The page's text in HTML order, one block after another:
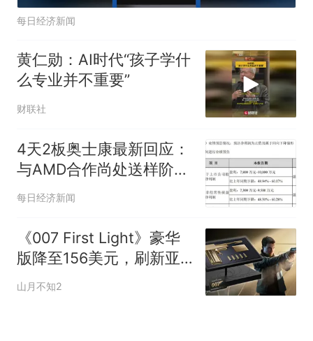
每日经济新闻
黄仁勋：AI时代“孩子学什
么专业并不重要”
财联社
4天2板奥士康最新回应：
与AMD合作尚处送样阶
段，未与英伟达、谷歌开
每日经济新闻
《007 First Light》豪华
版降至156美元，刷新亚
马逊历史最低价！
山月不知2